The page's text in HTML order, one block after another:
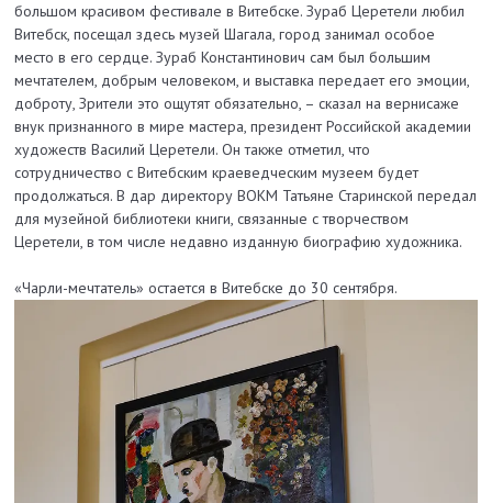
большом красивом фестивале в Витебске. Зураб Церетели любил
Витебск, посещал здесь музей Шагала, город занимал особое
место в его сердце. Зураб Константинович сам был большим
мечтателем, добрым человеком, и выставка передает его эмоции,
доброту, Зрители это ощутят обязательно, – сказал на вернисаже
внук признанного в мире мастера, президент Российской академии
художеств Василий Церетели. Он также отметил, что
сотрудничество с Витебским краеведческим музеем будет
продолжаться. В дар директору ВОКМ Татьяне Старинской передал
для музейной библиотеки книги, связанные с творчеством
Церетели, в том числе недавно изданную биографию художника.
«Чарли-мечтатель» остается в Витебске до 30 сентября.